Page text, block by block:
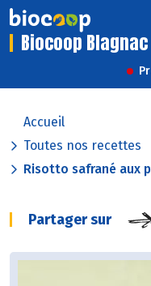
Biocoop Blagnac
Accueil
Toutes nos recettes
Risotto safrané aux
Partager sur